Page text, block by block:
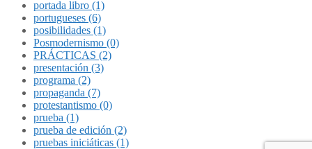
portada libro (1)
portugueses (6)
posibilidades (1)
Posmodernismo (0)
PRÁCTICAS (2)
presentación (3)
programa (2)
propaganda (7)
protestantismo (0)
prueba (1)
prueba de edición (2)
pruebas iniciáticas (1)